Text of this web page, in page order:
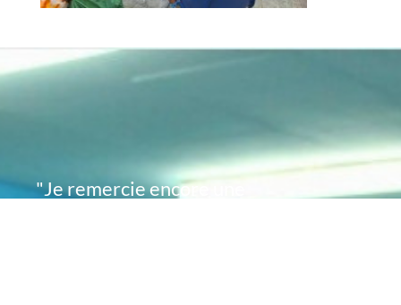
"Je remercie encore une